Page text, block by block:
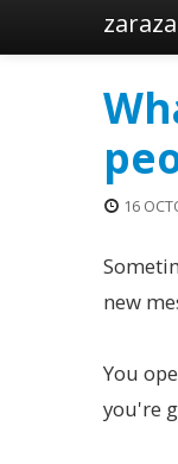
16
new
You
you're